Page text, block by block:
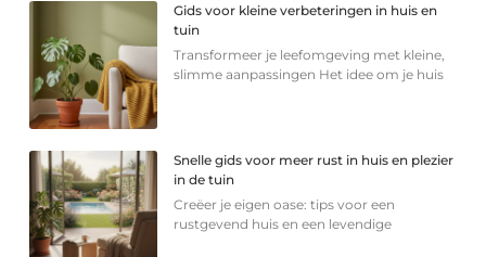
Gids voor kleine verbeteringen in huis en
tuin
Transformeer je leefomgeving met kleine,
slimme aanpassingen Het idee om je huis
Snelle gids voor meer rust in huis en plezier
in de tuin
Creëer je eigen oase: tips voor een
rustgevend huis en een levendige